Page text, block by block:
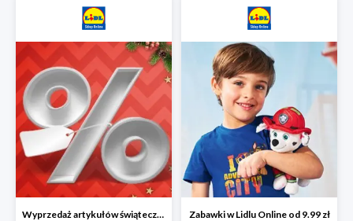
Wyprzedaż artykułów świątecznych w Lidlu Online Zabawki w Lidlu Online od 9.99 zł